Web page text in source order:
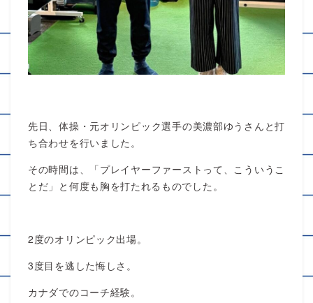
先日、体操・元オリンピック選手の美濃部ゆうさんと打
ち合わせを行いました。
その時間は、「プレイヤーファーストって、こういうこ
とだ」と何度も胸を打たれるものでした。
2度のオリンピック出場。
3度目を逃した悔しさ。
カナダでのコーチ経験。